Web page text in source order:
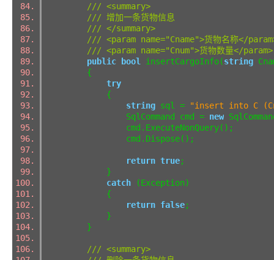
/// <summary>
/// 增加一条货物信息
/// </summary>
/// <param name="Cname">货物名称</
/// <param name="Cnum">货物数量</param>
public bool insertCargoInfo(string
{
try
{
string sql =
"insert into C
SqlCommand cmd = new
cmd.ExecuteNonQuery();
cmd.Dispose();
return true;
}
catch (Exception)
{
return false;
}
}
/// <summary>